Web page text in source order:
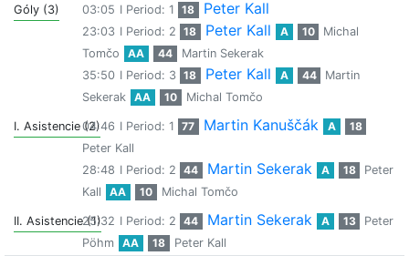
Góly (3) 03:05 I Period: 1 18 Peter Kall
23:03 I Period: 2 18 Peter Kall A 10
Michal
Tomčo
AA 44
Martin Sekerak
35:50 I Period: 3 18 Peter Kall A 44
Martin
Sekerak
AA 10 Michal Tomčo
I. Asistencie (2)04:46 I Period: 1 77 Martin Kanuščák A
18
Peter Kall
28:48 I Period: 2 44 Martin Sekerak A 18
Peter
Kall
AA 10 Michal Tomčo
II. Asistencie (1)
25:32 I Period: 2 44 Martin Sekerak A 13
Peter
Pöhm
AA 18 Peter Kall